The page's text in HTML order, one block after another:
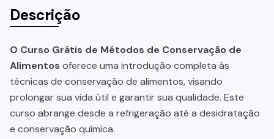
Descrição
O Curso Grátis de Métodos de Conservação de
Alimentos oferece uma introdução completa às
técnicas de conservação de alimentos, visando
prolongar sua vida útil e garantir sua qualidade. Este
curso abrange desde a refrigeração até a desidratação
e conservação química.